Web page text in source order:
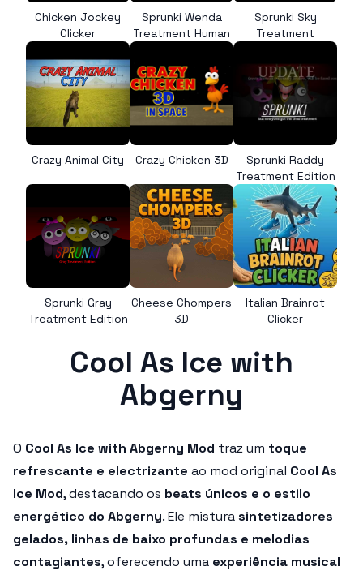
Chicken Jockey
Clicker
Sprunki Wenda
Treatment Human
Sprunki Sky
Treatment
Crazy Animal City Crazy Chicken 3D
Sprunki Raddy
Treatment Edition
Sprunki Gray
Treatment Edition
Cheese Chompers
3D
Italian Brainrot
Clicker
Cool As Ice with
Abgerny
O Cool As Ice with Abgerny Mod traz um toque
refrescante e electrizante ao mod original Cool As
Ice Mod, destacando os beats únicos e o estilo
energético do Abgerny. Ele misturasintetizadores
gelados, linhas de baixo profundas e melodias
contagiantes, oferecendo uma experiência musical